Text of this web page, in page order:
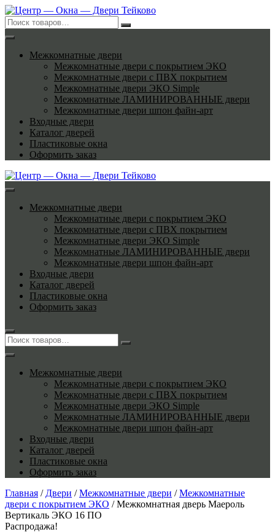
Перейти
к
содержимому
Межкомнатные двери
Межкомнатные двери с покрытием ЭКО
Межкомнатные двери с ПВХ покрытием
Межкомнатные двери ЭКО Simple
Межкомнатные ЛАМИНИРОВАННЫЕ двери
Межкомнатные двери шпон файн-арт
Входные двери
Каталог дверей
Пластиковые окна
Оформить заказ
Межкомнатные двери
Межкомнатные двери с покрытием ЭКО
Межкомнатные двери с ПВХ покрытием
Межкомнатные двери ЭКО Simple
Межкомнатные ЛАМИНИРОВАННЫЕ двери
Межкомнатные двери шпон файн-арт
Входные двери
Каталог дверей
Пластиковые окна
Оформить заказ
Межкомнатные двери
Межкомнатные двери с покрытием ЭКО
Межкомнатные двери с ПВХ покрытием
Межкомнатные двери ЭКО Simple
Межкомнатные ЛАМИНИРОВАННЫЕ двери
Межкомнатные двери шпон файн-арт
Входные двери
Каталог дверей
Пластиковые окна
Оформить заказ
Главная / Двери /Межкомнатные двери /Межкомнатные
двери с покрытием ЭКО / Межкомнатная дверь Маероль
Вертикаль ЭКО 16 ПО
Распродажа!